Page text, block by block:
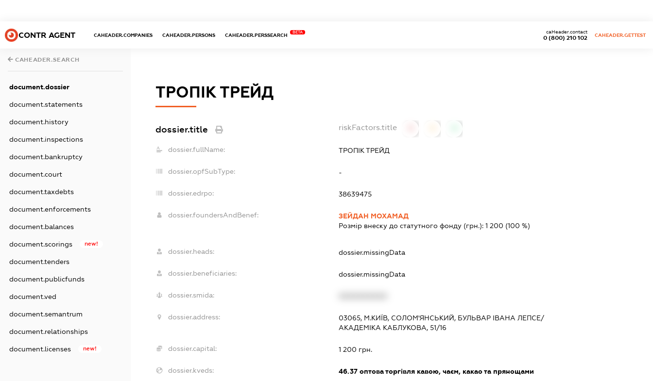
CONTR AGENT CAHEADER.COMPANIES CAHEADER.PERSONS CAHEADER.PERSSEARCH
BETA
0 (800) 210 102
caHeader.contact
CAHEADER.GETTEST
CAHEADER.SEARCH
document.dossier
document.statements
document.history
document.inspections
document.bankruptcy
document.court
document.taxdebts
document.enforcements
document.balances
document.scorings new!
document.tenders
document.publicfunds
document.ved
document.semantrum
document.relationships
document.licenses new!
ТРОПІК ТРЕЙД
dossier.title riskFactors.title
dossier.fullName: ТРОПІК ТРЕЙД
dossier.opfSubType: -
dossier.edrpo: 38639475
dossier.foundersAndBenef:
ЗЕЙДАН МОХАМАД
Розмір внеску до статутного фонду (грн.):1 200 (100 %)
dossier.heads: dossier.missingData
dossier.beneficiaries: dossier.missingData
dossier.smida:
dossier.address:
03065, М.КИЇВ, СОЛОМ'ЯНСЬКИЙ, БУЛЬВАР ІВАНА ЛЕПСЕ/
АКАДЕМІКА КАБЛУКОВА, 51/16
dossier.capital: 1 200 грн.
dossier.kveds: 46.37 оптова торгівля кавою, чаєм, какао та прянощами